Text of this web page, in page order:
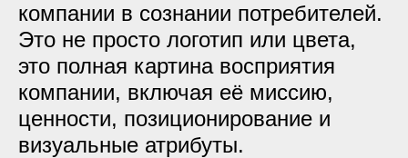
компании в сознании потребителей.
Это не просто логотип или цвета,
это полная картина восприятия
компании, включая её миссию,
ценности, позиционирование и
визуальные атрибуты.